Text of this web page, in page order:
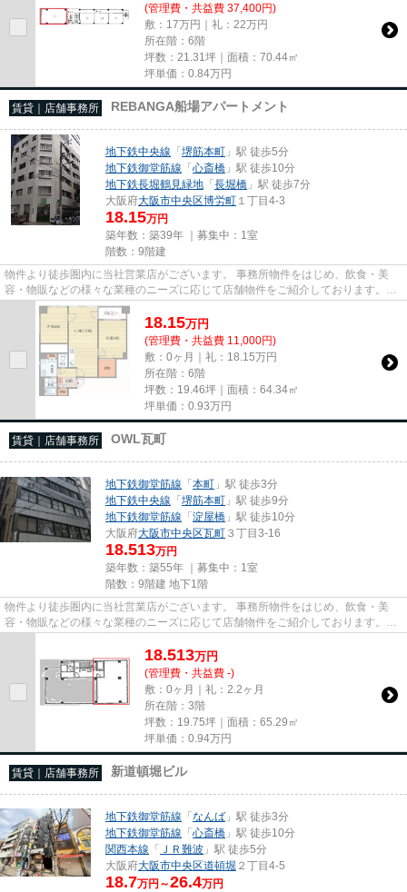
(管理費・共益費 37,400円)
敷：17万円｜礼：22万円
所在階：6階
坪数：21.31坪｜面積：70.44㎡
坪単価： 0.84万円
賃貸｜店舗事務所 REBANGA船場アパートメント
地下鉄中央線 「堺筋本町 」駅 徒歩5分
地下鉄御堂筋線 「心斎橋 」駅 徒歩10分
地下鉄長堀鶴見緑地 「長堀橋 」駅 徒歩7分
大阪府大阪市中央区博労町 １丁目4-3
18.15万円
築年数：築39年 ｜募集中： 1室
階数：9階建
物件より徒歩圏内に当社営業店がございます。 事務所物件をはじめ、飲食・美
容・物販などの様々な業種のニーズに応じて店舗物件をご紹介しております。
尚、弊社ではおとり広告は一切...
18.15万円
(管理費・共益費 11,000円)
敷：0ヶ月｜礼：18.15万円
所在階：6階
坪数：19.46坪｜面積：64.34㎡
坪単価： 0.93万円
賃貸｜店舗事務所 OWL瓦町
地下鉄御堂筋線 「本町 」駅 徒歩3分
地下鉄中央線 「堺筋本町 」駅 徒歩9分
地下鉄御堂筋線 「淀屋橋 」駅 徒歩10分
大阪府大阪市中央区瓦町 ３丁目3-16
18.513万円
築年数：築55年 ｜募集中： 1室
階数：9階建 地下1階
物件より徒歩圏内に当社営業店がございます。 事務所物件をはじめ、飲食・美
容・物販などの様々な業種のニーズに応じて店舗物件をご紹介しております。
尚、弊社ではおとり広告は一切...
18.513万円
(管理費・共益費 -)
敷：0ヶ月｜礼：2.2ヶ月
所在階：3階
坪数：19.75坪｜面積：65.29㎡
坪単価： 0.94万円
賃貸｜店舗事務所 新道頓堀ビル
地下鉄御堂筋線 「なんば 」駅 徒歩3分
地下鉄御堂筋線 「心斎橋 」駅 徒歩10分
関西本線 「 ＪＲ難波 」駅 徒歩5分
大阪府大阪市中央区道頓堀 ２丁目4-5
18.7万円～26.4万円